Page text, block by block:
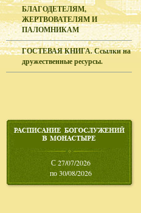
БЛАГОДЕТЕЛЯМ,
ЖЕРТВОВАТЕЛЯМ И
ПАЛОМНИКАМ
ГОСТЕВАЯ КНИГА. Ссылки на
дружественные ресурсы.
С 27/07/2026
по 30/08/2026